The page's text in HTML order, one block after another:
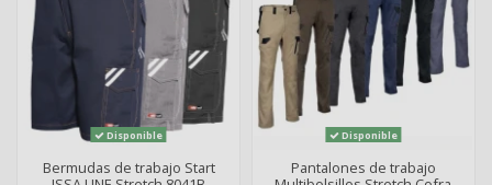
Disponible
Bermudas de trabajo Start
Disponible
Pantalones de trabajo